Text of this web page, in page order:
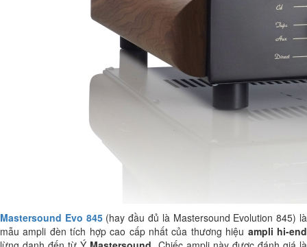
Mastersound Evo 845(hay đầu đủ là Mastersound Evolution 845) là
mẫu ampli đèn tích hợp cao cấp nhất của thương hiệu ampli hi-end